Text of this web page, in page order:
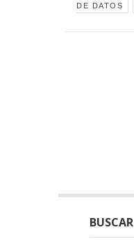
DE DATOS
BUSCAR